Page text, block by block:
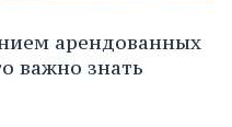
арендованных
важно знать